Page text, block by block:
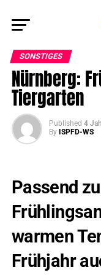
SONSTIGES
Nürnberg:
Tiergarten
Published 4
By ISPFD-WS
Passend
warmen
Frühjahr